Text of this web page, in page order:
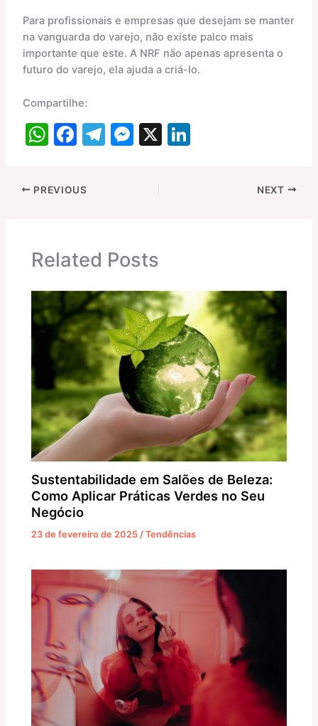
Para profissionais e empresas que desejam se manter
na vanguarda do varejo, não existe palco mais
importante que este. A NRF não apenas apresenta o
futuro do varejo, ela ajuda a criá-lo.
Compartilhe:
W
at
s
p
p
F
c
e
o
k
T
m
M
n
g
er
X Li
PREVIOUS NEXT
Related Posts
Sustentabilidade em Salões de Beleza:
Como Aplicar Práticas Verdes no Seu
Negócio
23 de fevereiro de 2025/Tendências